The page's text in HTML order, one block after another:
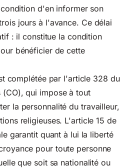
d'en informer son
jours à l'avance. Ce délai
: il constitue la condition
bénéficier de cette
complétée par l'article 328 du
qui impose à tout
la personnalité du travailleur,
religieuses. L'article 15 de
garantit quant à lui la liberté
pour toute personne
que soit sa nationalité ou